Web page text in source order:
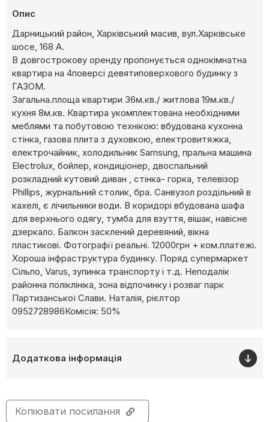
Опис
Дарницький район, Харківський масив, вул.Харківське
шосе, 168 А.
В довгострокову оренду пропонується однокімнатна
квартира на 4поверсі девятиповерхового будинку з
ГАЗОМ.
Загальна.площа квартири 36м.кв./ житлова 19м.кв./
кухня 8м.кв. Квартира укомплектована необхідними
меблями та побутовою технікою: вбудована кухонна
стінка, газова плита з духовкою, електровитяжка,
електрочайник, холодильник Samsung, пральна машина
Electrolux, бойлер, кондиціонер, двоспальний
розкладний кутовий диван , стінка- горка, телевізор
Phillips, журнальний столик, бра. Санвузол роздільний в
кахелі, є лічильники води. В коридорі вбудована шафа
для верхнього одягу, тумба для взуття, вішак, навісне
дзеркало. Балкон засклений деревяний, вікна
пластикові. Фотографії реальні. 12000грн + ком.платежі.
Хороша інфраструктура будинку. Поряд супермаркет
Сільпо, Varus, зупинка транспорту і т.д. Неподалік
районна поліклініка, зона відпочинку і розваг парк
Партизанської Слави. Наталія, рієлтор
0952728986Комісія: 50%
Додаткова інформація
Копіювати посилання